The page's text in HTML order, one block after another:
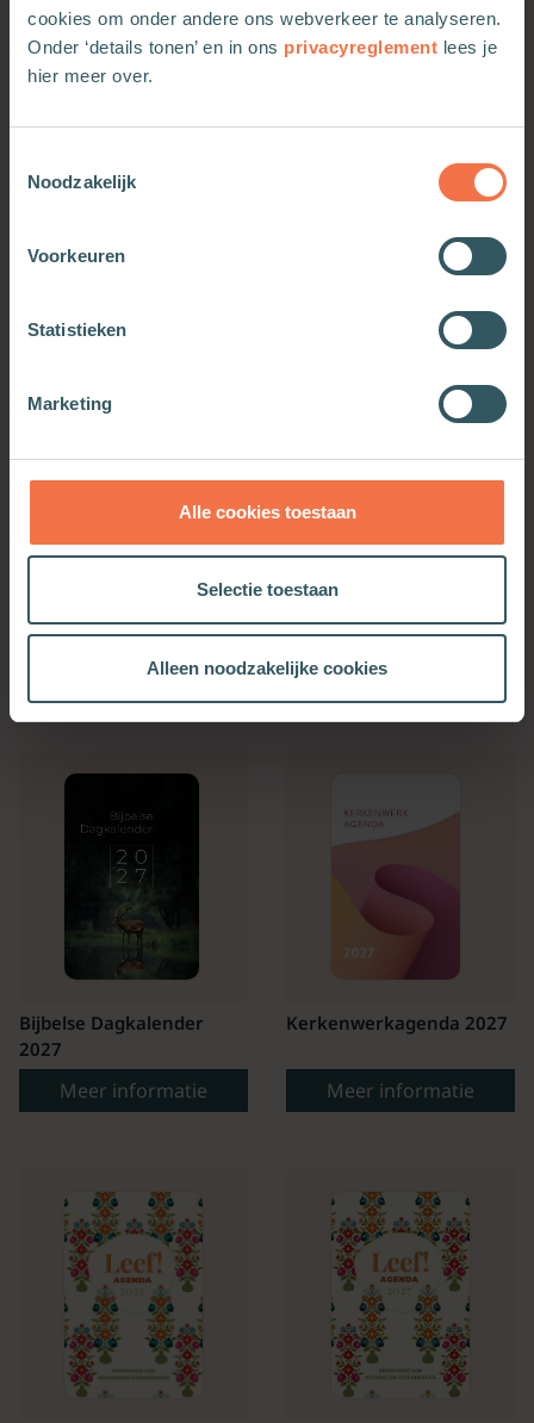
cookies om onder andere ons webverkeer te analyseren.
Onder ‘details tonen’ en in ons privacyreglement lees je
hier meer over.
Noodzakelijk
Voorkeuren
Statistieken
Marketing
Alle cookies toestaan
Selectie toestaan
Alleen noodzakelijke cookies
Meer van deze auteur
Geluksdoeboek
OOK INTERESSANT
Bijbelse Dagkalender
2027
Meer informatie
Kerkenwerkagenda 2027
Meer informatie